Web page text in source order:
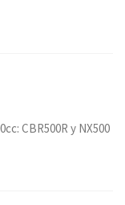
CBR500R y NX500